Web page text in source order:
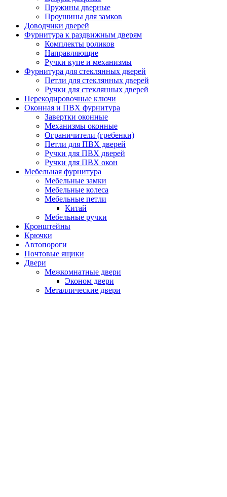
Пружины дверные
Проушины для замков
Доводчики дверей
Фурнитура к раздвижным дверям
Комплекты роликов
Направляющие
Ручки купе и механизмы
Фурнитура для стеклянных дверей
Петли для стеклянных дверей
Ручки для стеклянных дверей
Перекодировочные ключи
Оконная и ПВХ фурнитура
Завертки оконные
Механизмы оконные
Ограничители (гребенки)
Петли для ПВХ дверей
Ручки для ПВХ дверей
Ручки для ПВХ окон
Мебельная фурнитура
Мебельные замки
Мебельные колеса
Мебельные петли
Китай
Мебельные ручки
Кронштейны
Крючки
Автопороги
Почтовые ящики
Двери
Межкомнатные двери
Эконом двери
Металлические двери